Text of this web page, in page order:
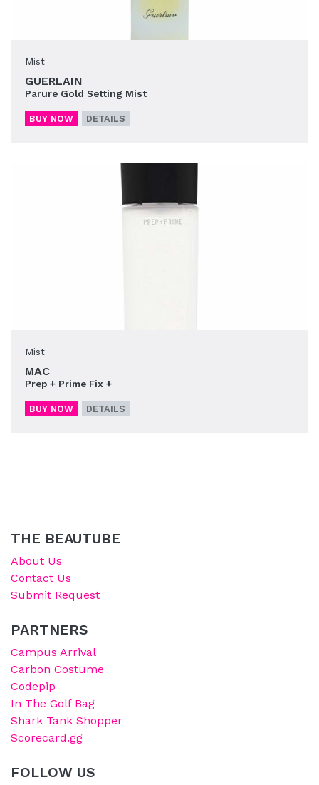
Mist
GUERLAIN
Parure Gold Setting Mist
BUY NOW DETAILS
Mist
MAC
Prep + Prime Fix +
BUY NOW DETAILS
THE BEAUTUBE
About Us
Contact Us
Submit Request
PARTNERS
Campus Arrival
Carbon Costume
Codepip
In The Golf Bag
Shark Tank Shopper
Scorecard.gg
FOLLOW US